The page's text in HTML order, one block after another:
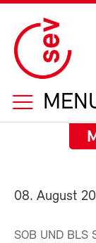
08. August
SOB UND BLS